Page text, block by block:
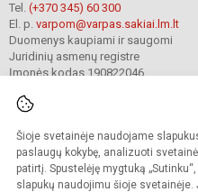
Šioje svetainėje naudojame
paslaugų kokybę, analizuoti
patirtį. Spustelėję mygtuką
slapukų naudojimu šioje
Tel. (+370 345) 60 300
El. p. varpom@varpas.sakiai.lm.lt
Duomenys kaupiami ir saugomi
Juridinių asmenų registre
Įmonės kodas 190822046
© 2023. Šakių „Varpo“
Kopijuoti turinį be raštiško
Prieinamumo paraiška